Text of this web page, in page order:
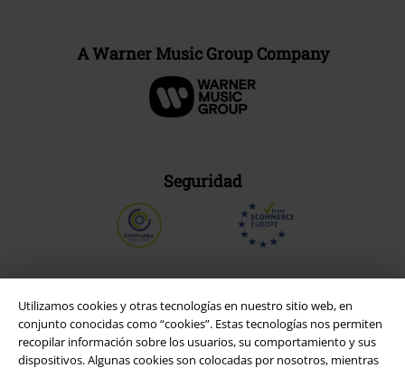
Utilizamos cookies y otras tecnologías en nuestro sitio web, en
conjunto conocidas como “cookies”. Estas tecnologías nos permiten
recopilar información sobre los usuarios, su comportamiento y sus
dispositivos. Algunas cookies son colocadas por nosotros, mientras
A Warner Music Group Company
Seguridad